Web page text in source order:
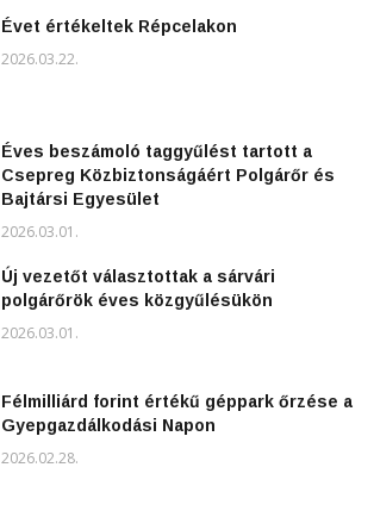
Évet értékeltek Répcelakon
2026.03.22.
Éves beszámoló taggyűlést tartott a
Csepreg Közbiztonságáért Polgárőr és
Bajtársi Egyesület
2026.03.01.
Új vezetőt választottak a sárvári
polgárőrök éves közgyűlésükön
2026.03.01.
Félmilliárd forint értékű géppark őrzése a
Gyepgazdálkodási Napon
2026.02.28.